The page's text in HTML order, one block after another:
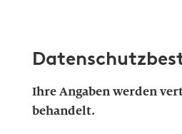
Ihre Angaben werden
behandelt.